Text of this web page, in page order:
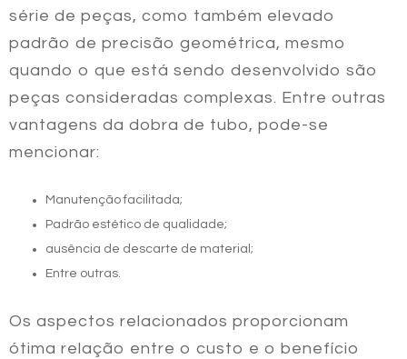
série de peças, como também elevado
padrão de precisão geométrica, mesmo
quando o que está sendo desenvolvido são
peças consideradas complexas. Entre outras
vantagens da dobra de tubo, pode-se
mencionar:
Manutenção facilitada;
Padrão estético de qualidade;
ausência de descarte de material;
Entre outras.
Os aspectos relacionados proporcionam
ótima relação entre o custo e o benefício